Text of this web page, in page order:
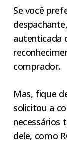
Se você
autenticada
comprador.
Mas, fique
solicitou a
necessários
dele, como